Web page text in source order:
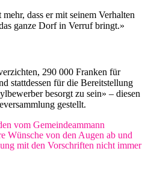
dass er mit seinem Verhalten
ganze Dorf in Verruf bringt.»
290 000 Franken für
stattdessen für die Bereitstellung
besorgt zu sein» – diesen
gestellt.
vom Gemeindeammann
Wünsche von den Augen ab und
mit den Vorschriften nicht immer